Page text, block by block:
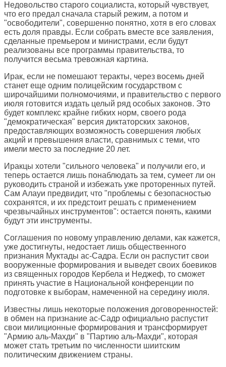
Недовольство старого социалиста, который чувствует,
что его предал сначала старый режим, а потом и
"освободители", совершенно понятно, хотя в его словах
есть доля правды. Если собрать вместе все заявления,
сделанные премьером и министрами, если будут
реализованы все программы правительства, то
получится весьма тревожная картина.
Ирак, если не помешают теракты, через восемь дней
станет еще одним полицейским государством с
широчайшими полномочиями, и правительство с первого
июля готовится издать целый ряд особых законов. Это
будет комплекс крайне гибких норм, своего рода
"демократическая" версия диктаторских законов,
предоставляющих возможность совершения любых
акций и превышения власти, сравнимых с теми, что
имели место за последние 20 лет.
Иракцы хотели "сильного человека" и получили его, и
теперь остается лишь понаблюдать за тем, сумеет ли он
руководить страной и избежать уже проторенных путей.
Сам Алауи предвидит, что "проблемы с безопасностью
сохранятся, и их предстоит решать с применением
чрезвычайных инструментов": остается понять, какими
будут эти инструменты.
Соглашения по новому управлению делами, как кажется,
уже достигнуты, недостает лишь общественного
признания Муктады ас-Садра. Если он распустит свои
вооруженные формирования и выведет своих боевиков
из священных городов Кербела и Неджеф, то сможет
принять участие в Национальной конференции по
подготовке к выборам, намеченной на середину июля.
Известны лишь некоторые положения договоренностей:
в обмен на признание ас-Садр официально распустит
свои милиционные формирования и трансформирует
"Армию аль-Махди" в "Партию аль-Махди", которая
может стать третьим по численности шиитским
политическим движением страны.